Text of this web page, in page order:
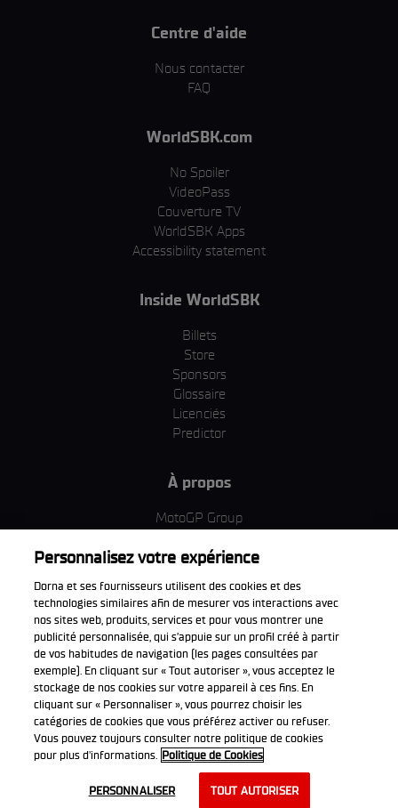
Centre d'aide
Nous contacter
FAQ
WorldSBK.com
No Spoiler
VideoPass
Couverture TV
WorldSBK Apps
Accessibility statement
Inside WorldSBK
Billets
Store
Sponsors
Glossaire
Licenciés
Predictor
À propos
MotoGP Group
Termes et conditions d'utilisation
Politique de confidentialité
Politique d’achat
Télécharger l'appli officiell
déposées sont la propriété de leurs détenteurs respectifs.
Personnalisez votre expérience
Dorna et ses fournisseurs utilisent des cookies et des
technologies similaires afin de mesurer vos interactions avec
nos sites web, produits, services et pour vous montrer une
publicité personnalisée, qui s’appuie sur un profil créé à partir
de vos habitudes de navigation (les pages consultées par
exemple). En cliquant sur « Tout autoriser », vous acceptez le
stockage de nos cookies sur votre appareil à ces fins. En
cliquant sur « Personnaliser », vous pourrez choisir les
catégories de cookies que vous préférez activer ou refuser.
Vous pouvez toujours consulter notre politique de cookies
pour plus d'informations. Politique de Cookies
PERSONNALISER TOUT AUTORISER